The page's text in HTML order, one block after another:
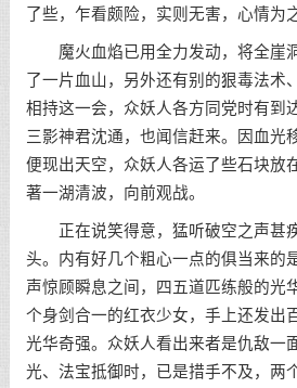
了些，乍看颇险，实则无害，心情为
魔火血焰已用全力发动，将全崖
了一片血山，另外还有别的狠毒法术
相持这一会，众妖人各方同党时有到
三影神君沈通，也闻信赶来。因血光
便现出天空，众妖人各运了些石块放
著一湖清波，向前观战。
正在说笑得意，猛听破空之声甚
头。内有好几个粗心一点的俱当来的
声惊顾瞬息之间，四五道匹练般的光
个身剑合一的红衣少女，手上还发出
光华奇强。众妖人看出来者是仇敌一
光、法宝抵御时，已是措手不及，两